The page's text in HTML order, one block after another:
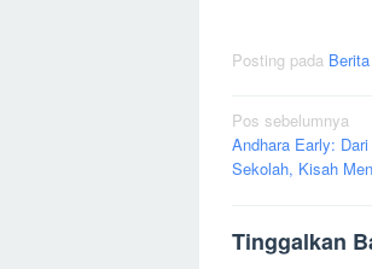
Posting pada Berita
Navigasi
pos
Pos sebelumnya
Andhara Early:
Sekolah, Kisah
Tinggalkan